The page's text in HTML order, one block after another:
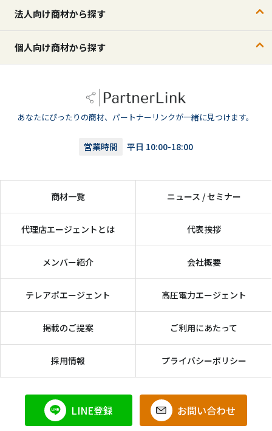
法人向け商材から探す
個人向け商材から探す
あなたにぴったりの商材、パートナーリンクが一緒に見つけます。
営業時間 平日 10:00-18:00
商材一覧 ニュース / セミナー
代理店エージェントとは 代表挨拶
メンバー紹介 会社概要
テレアポエージェント 高圧電力エージェント
掲載のご提案 ご利用にあたって
採用情報 プライバシーポリシー
LINE登録 お問い合わせ